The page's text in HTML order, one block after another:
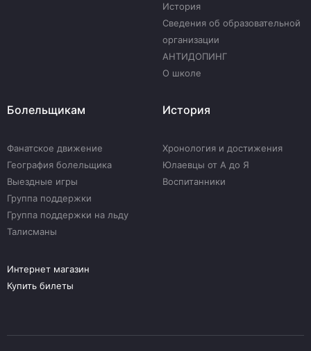
История
Сведения об образовательной
организации
АНТИДОПИНГ
О школе
Болельщикам
Фанатское движение
География болельщика
Выездные игры
Группа поддержки
Группа поддержки на льду
Талисманы
История
Хронология и достижения
Юлаевцы от А до Я
Воспитанники
Интернет магазин
Купить билеты